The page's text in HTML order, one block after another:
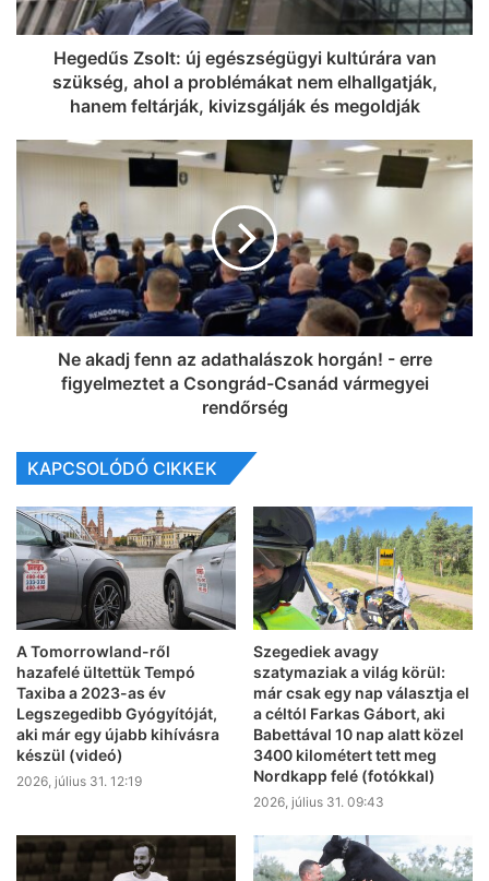
Hegedűs Zsolt: új egészségügyi kultúrára van
szükség, ahol a problémákat nem elhallgatják,
hanem feltárják, kivizsgálják és megoldják
Ne akadj fenn az adathalászok horgán! - erre
figyelmeztet a Csongrád-Csanád vármegyei
rendőrség
KAPCSOLÓDÓ CIKKEK
A Tomorrowland-ről
hazafelé ültettük Tempó
Taxiba a 2023-as év
Legszegedibb Gyógyítóját,
aki már egy újabb kihívásra
készül (videó)
2026, július 31. 12:19
Szegediek avagy
szatymaziak a világ körül:
már csak egy nap választja el
a céltól Farkas Gábort, aki
Babettával 10 nap alatt közel
3400 kilométert tett meg
Nordkapp felé (fotókkal)
2026, július 31. 09:43